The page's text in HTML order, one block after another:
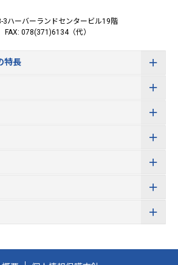
3ハーバーランドセンタービル19階
FAX: 078(371)6134（代）
特長